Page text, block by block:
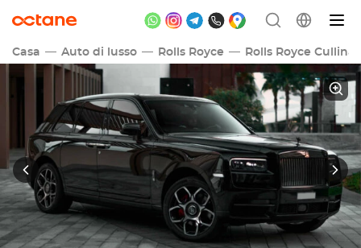
Casa Auto di lusso Rolls Royce Rolls Royce